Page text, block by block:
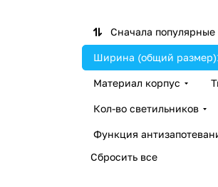
Сначала популярные
Ширина (общий размер)
Материал корпус
Кол-во светильников
Функция
Сбросить все